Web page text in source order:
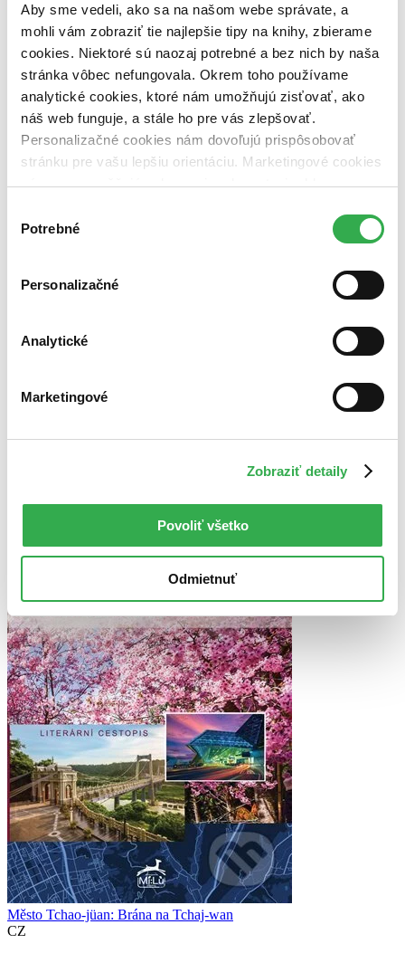
Aby sme vedeli, ako sa na našom webe správate, a
mohli vám zobraziť tie najlepšie tipy na knihy, zbierame
cookies. Niektoré sú naozaj potrebné a bez nich by naša
stránka vôbec nefungovala. Okrem toho používame
analytické cookies, ktoré nám umožňujú zisťovať, ako
náš web funguje, a stále ho pre vás zlepšovať.
Personalizačné cookies nám dovoľujú prispôsobovať
stránku pre vašu lepšiu orientáciu. Marketingové cookies
nám zas umožňujú zobrazenie relevantnej reklamy.
nám pomohlo, keby sme mohli používať všetky tieto
súhlasu
Potrebné
Personalizačné
Analytické
Marketingové
Zobraziť detaily
Povoliť všetko
Odmietnuť
Chen Ming-Pan (1 titul)Chen Ming-Pan1
Vydavateľstvo
Mi:Lu Publishing (1 titul)
Väzba
brožovaná väzba (1 titul)brožovaná väzba1
Zúžiť výber
Zoradiť
Top hodnotené
Najlacnejšie
Použité filtre
Město Tchao-jüan: Brána na Tchaj-wan
CZ